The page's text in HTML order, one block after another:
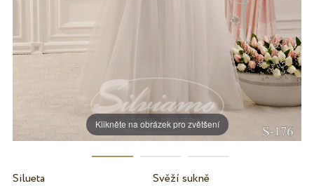
Klikněte na obrázek pro zvětšení
Silueta
Svěží sukně